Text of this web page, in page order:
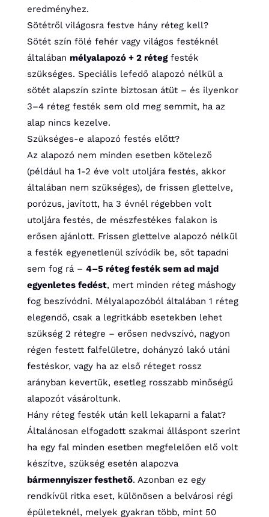
eredményhez.
Sötétről világosra festve hány réteg kell?
Sötét szín fölé fehér vagy világos festéknél
általában mélyalapozó + 2 rétegfesték
szükséges. Speciális lefedő alapozó nélkül a
sötét alapszín szinte biztosan átüt – és ilyenkor
3–4 réteg festék sem old meg semmit, ha az
alap nincs kezelve.
Szükséges-e alapozó festés előtt?
Az alapozó nem minden esetben kötelező
(például ha 1-2 éve volt utoljára festés, akkor
általában nem szükséges), de frissen glettelve,
porózus, javított, ha 3 évnél régebben volt
utoljára festés, de mészfestékes falakon is
erősen ajánlott. Frissen glettelve alapozó nélkül
a festék egyenetlenül szívódik be, sőt tapadni
sem fog rá – 4–5 réteg festék sem ad majd
egyenletes fedést, mert minden réteg máshogy
fog beszívódni. Mélyalapozóból általában 1 réteg
elegendő, csak a legritkább esetekben lehet
szükség 2 rétegre – erősen nedvszívó, nagyon
régen festett falfelületre, dohányzó lakó utáni
festéskor, vagy ha az első réteget rossz
arányban kevertük, esetleg rosszabb minőségű
alapozót vásároltunk.
Hány réteg festék után kell lekaparni a falat?
Általánosan elfogadott szakmai álláspont szerint
ha egy fal minden esetben megfelelően elő volt
készítve, szükség esetén alapozva
bármennyiszer festhető. Azonban ez egy
rendkívül ritka eset, különösen a belvárosi régi
épületeknél, melyek gyakran több, mint 50